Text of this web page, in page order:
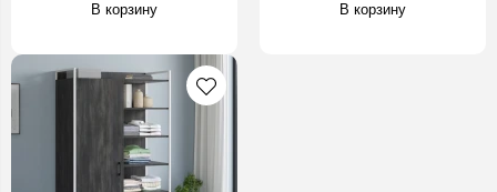
В корзину В корзину